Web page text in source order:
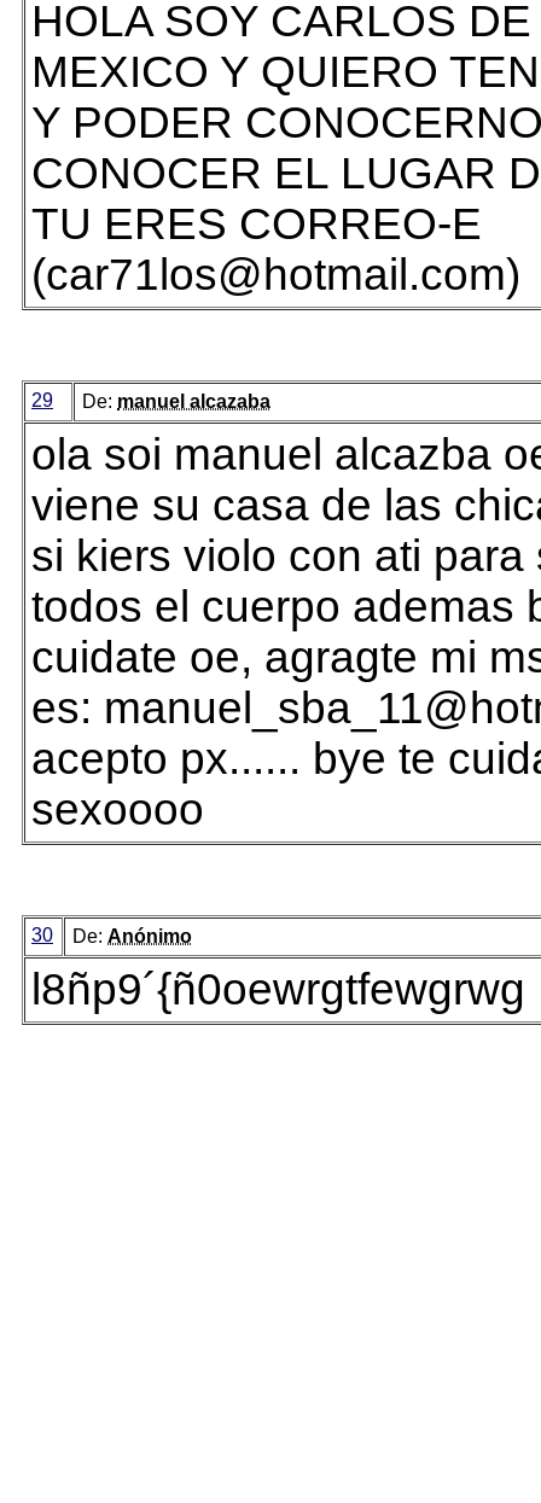
HOLA SOY CARLOS
MEXICO Y QUIERO
Y PODER
CONOCER EL LUGAR
TU ERES CORREO-E
(car71los@hotmail.com)
29 De: manuel alcazaba
ola soi manuel alcazba
viene su casa de las
si kiers violo con ati para
todos el cuerpo ademas
cuidate oe, agragte mi
es:
acepto px...... bye te
sexoooo
30 De: Anónimo
l8ñp9´{ñ0oewrgtfewgrwg